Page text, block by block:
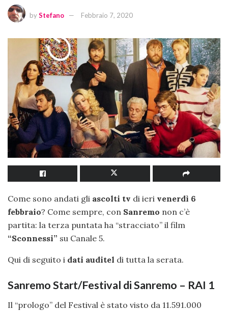
byStefano Febbraio 7, 2020
Come sono andati gli ascolti tv di ieri venerdì 6
febbraio? Come sempre, con Sanremo non c’è
partita: la terza puntata ha “stracciato” il film
“Sconnessi” su Canale 5.
Qui di seguito i dati auditel di tutta la serata.
Sanremo Start/Festival di Sanremo – RAI 1
Il “prologo” del Festival è stato visto da 11.591.000